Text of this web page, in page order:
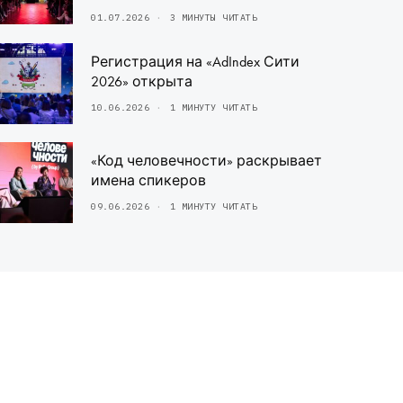
01.07.2026 3 МИНУТЫ ЧИТАТЬ
Регистрация на «AdIndex Сити
2026» открыта
10.06.2026 1 МИНУТУ ЧИТАТЬ
«Код человечности» раскрывает
имена спикеров
09.06.2026 1 МИНУТУ ЧИТАТЬ